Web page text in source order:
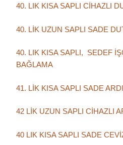
40. LIK KISA SAPLI CİHAZLI
40. LİK UZUN SAPLI SADE
40. LIK KISA SAPLI, SEDEF
BAĞLAMA
41. LİK KISA SAPLI SADE
42 LİK UZUN SAPLI CİHAZLI
40 LIK KISA SAPLI SADE